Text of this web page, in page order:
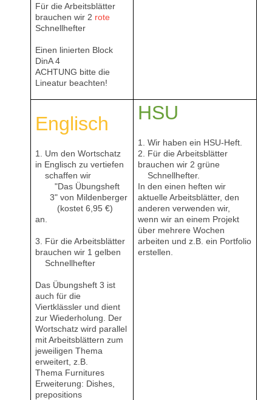
Für die Arbeitsblätter
brauchen wir 2 rote
Schnellhefter
Einen linierten Block
DinA 4
ACHTUNG bitte die
Lineatur beachten!
Englisch
1. Um den Wortschatz
in Englisch zu vertiefen
schaffen wir
"Das Übungsheft
3" von Mildenberger
(kostet 6,95 €)
an.
3. Für die Arbeitsblätter
brauchen wir 1 gelben
Schnellhefter
Das Übungsheft 3 ist
auch für die
Viertklässler und dient
zur Wiederholung. Der
Wortschatz wird parallel
mit Arbeitsblättern zum
jeweiligen Thema
erweitert, z.B.
Thema Furnitures
Erweiterung: Dishes,
prepositions
HSU
1. Wir haben ein HSU-Heft.
2. Für die Arbeitsblätter
brauchen wir 2 grüne
Schnellhefter.
In den einen heften wir
aktuelle Arbeitsblätter, den
anderen verwenden wir,
wenn wir an einem Projekt
über mehrere Wochen
arbeiten und z.B. ein Portfolio
erstellen.